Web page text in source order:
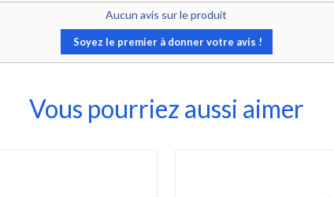
Aucun avis sur le produit
Soyez le premier à donner votre avis !
Vous pourriez aussi aimer